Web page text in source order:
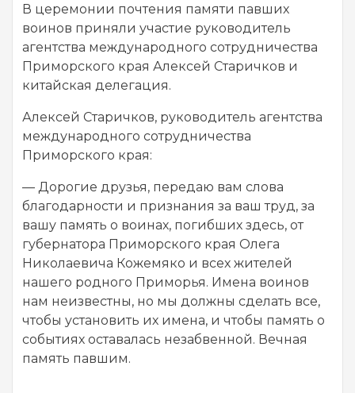
В церемонии почтения памяти павших
воинов приняли участие руководитель
агентства международного сотрудничества
Приморского края Алексей Старичков и
китайская делегация.
Алексей Старичков, руководитель агентства
международного сотрудничества
Приморского края:
— Дорогие друзья, передаю вам слова
благодарности и признания за ваш труд, за
вашу память о воинах, погибших здесь, от
губернатора Приморского края Олега
Николаевича Кожемяко и всех жителей
нашего родного Приморья. Имена воинов
нам неизвестны, но мы должны сделать все,
чтобы установить их имена, и чтобы память о
событиях оставалась незабвенной. Вечная
память павшим.